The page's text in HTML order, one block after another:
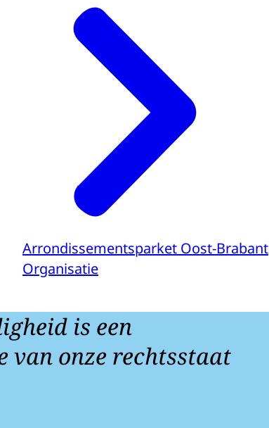
Arrondissementsparket Oost-Brabant
Organisatie
is een
van onze rechtsstaat